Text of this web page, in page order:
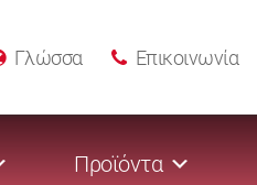
Επικοινωνία
Γλώσσα
Προϊόντα